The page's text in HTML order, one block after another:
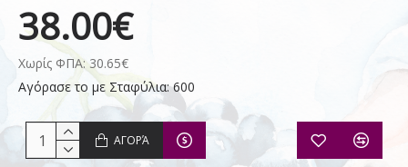
38.00€
Χωρίς ΦΠΑ: 30.65€
Αγόρασε το με Σταφύλια: 600
ΑΓΟΡΆ